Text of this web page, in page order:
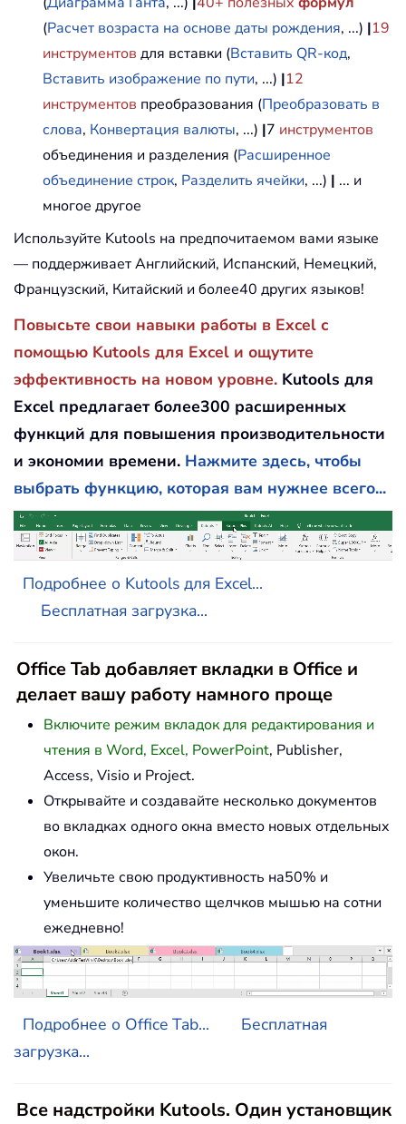
(Расчет возраста на основе даты рождения, ...) |19
инструментов для вставки (Вставить QR-код,
Вставить изображение по пути, ...) |12
инструментов преобразования (Преобразовать в
слова, Конвертация валюты, ...) |7 инструментов
объединения и разделения (Расширенное
объединение строк, Разделить ячейки, ...) | ... и
многое другое
Используйте Kutools на предпочитаемом вами языке
— поддерживает Английский, Испанский, Немецкий,
Французский, Китайский и более40 других языков!
Повысьте свои навыки работы в Excel с
помощью Kutools для Excel и ощутите
эффективность на новом уровне. Kutools для
Excel предлагает более300 расширенных
функций для повышения производительности
и экономии времени. Нажмите здесь, чтобы
выбрать функцию, которая вам нужнее всего...
Подробнее о Kutools для Excel...
Бесплатная загрузка...
Office Tab добавляет вкладки в Office и
делает вашу работу намного проще
Включите режим вкладок для редактирования и
чтения в Word, Excel, PowerPoint, Publisher,
Access, Visio и Project.
Открывайте и создавайте несколько документов
во вкладках одного окна вместо новых отдельных
окон.
Увеличьте свою продуктивность на50% и
уменьшите количество щелчков мышью на сотни
ежедневно!
Подробнее о Office Tab...
Бесплатная
загрузка...
Все надстройки Kutools. Один установщик